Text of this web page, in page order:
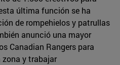
última función se ha
de rompehielos y patrullas
anunció una mayor
Canadian Rangers para
zona y trabajar